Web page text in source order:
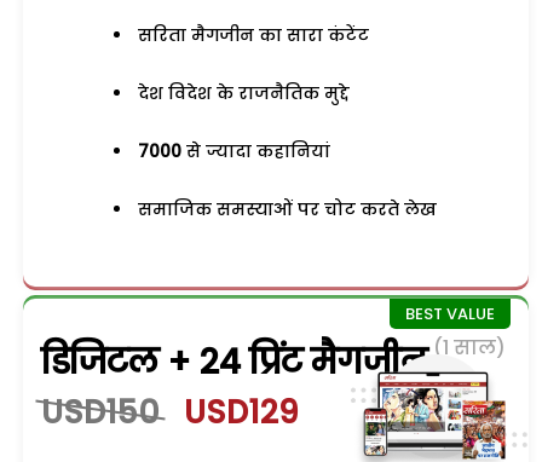
सरिता मैगजीन का सारा कंटेंट
देश विदेश के राजनैतिक मुद्दे
7000 से ज्यादा कहानियां
समाजिक समस्याओं पर चोट करते लेख
डिजिटल + 24 प्रिंट मैगजीन (1 साल)
USD150 USD129